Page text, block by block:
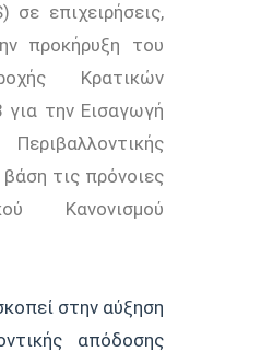
σε επιχειρήσεις,
προκήρυξη του
Κρατικών
την Εισαγωγή
τις πρόνοιες
Κανονισμού
στην αύξηση
απόδοσης